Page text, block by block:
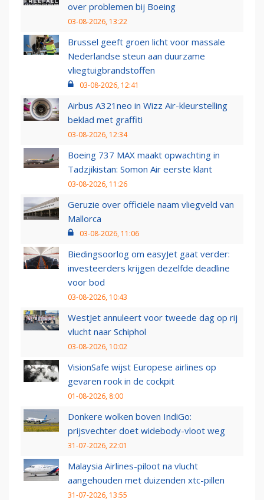
over problemen bij Boeing
03-08-2026, 13:22
Brussel geeft groen licht voor massale
Nederlandse steun aan duurzame
vliegtuigbrandstoffen
03-08-2026, 12:41
Airbus A321neo in Wizz Air-kleurstelling
beklad met graffiti
03-08-2026, 12:34
Boeing 737 MAX maakt opwachting in
Tadzjikistan: Somon Air eerste klant
03-08-2026, 11:26
Geruzie over officiële naam vliegveld van
Mallorca
03-08-2026, 11:06
Biedingsoorlog om easyJet gaat verder:
investeerders krijgen dezelfde deadline
voor bod
03-08-2026, 10:43
WestJet annuleert voor tweede dag op rij
vlucht naar Schiphol
03-08-2026, 10:02
VisionSafe wijst Europese airlines op
gevaren rook in de cockpit
01-08-2026, 8:00
Donkere wolken boven IndiGo:
prijsvechter doet widebody-vloot weg
31-07-2026, 22:01
Malaysia Airlines-piloot na vlucht
aangehouden met duizenden xtc-pillen
31-07-2026, 13:55